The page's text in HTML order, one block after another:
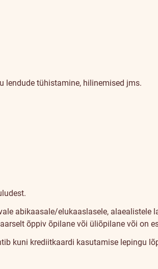
lendude tühistamine, hilinemised jms.
abikaasale/elukaaslasele, alaealistele
õppiv õpilane või üliõpilane või on
kuni krediitkaardi kasutamise lepingu